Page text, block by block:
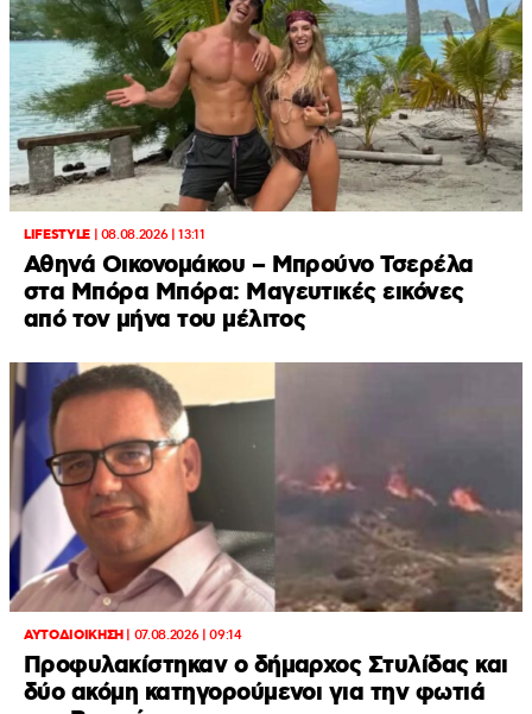
LIFESTYLE| 08.08.2026 | 13:11
Αθηνά Οικονομάκου – Μπρούνο Τσερέλα
στα Μπόρα Μπόρα: Mαγευτικές εικόνες
από τον μήνα του μέλιτος
ΑΥΤΟΔΙΟΙΚΗΣΗ| 07.08.2026 | 09:14
Προφυλακίστηκαν ο δήμαρχος Στυλίδας και
δύο ακόμη κατηγορούμενοι για την φωτιά